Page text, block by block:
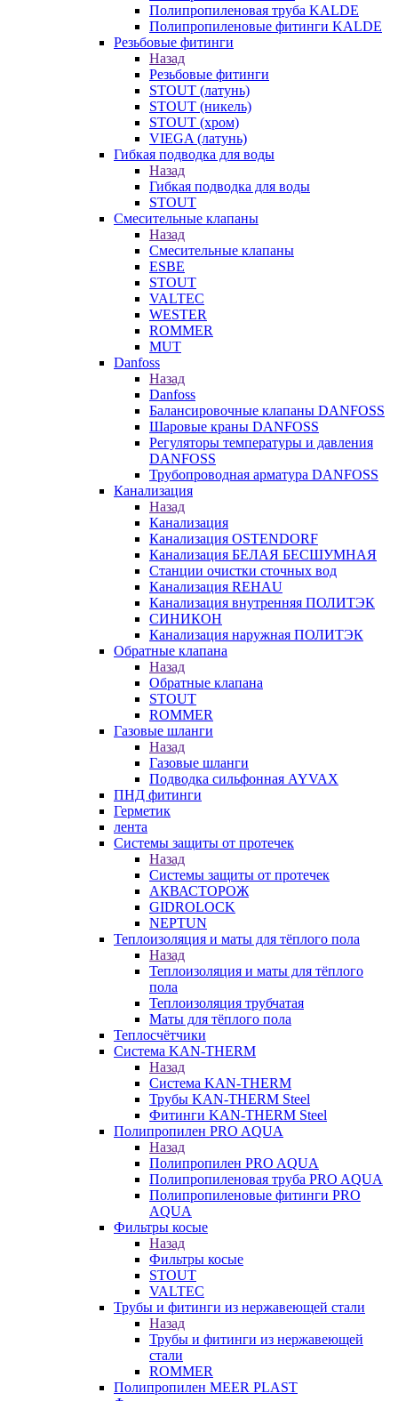
Полипропиленовая труба KALDE
Полипропиленовые фитинги KALDE
Резьбовые фитинги
Назад
Резьбовые фитинги
STOUT (латунь)
STOUT (никель)
STOUT (хром)
VIEGA (латунь)
Гибкая подводка для воды
Назад
Гибкая подводка для воды
STOUT
Смесительные клапаны
Назад
Смесительные клапаны
ESBE
STOUT
VALTEC
WESTER
ROMMER
MUT
Danfoss
Назад
Danfoss
Балансировочные клапаны DANFOSS
Шаровые краны DANFOSS
Регуляторы температуры и давления
DANFOSS
Трубопроводная арматура DANFOSS
Канализация
Назад
Канализация
Канализация OSTENDORF
Канализация БЕЛАЯ БЕСШУМНАЯ
Станции очистки сточных вод
Канализация REHAU
Канализация внутренняя ПОЛИТЭК
СИНИКОН
Канализация наружная ПОЛИТЭК
Обратные клапана
Назад
Обратные клапана
STOUT
ROMMER
Газовые шланги
Назад
Газовые шланги
Подводка сильфонная AYVAX
ПНД фитинги
Герметик
лента
Системы защиты от протечек
Назад
Системы защиты от протечек
АКВАСТОРОЖ
GIDROLOCK
NEPTUN
Теплоизоляция и маты для тёплого пола
Назад
Теплоизоляция и маты для тёплого
пола
Теплоизоляция трубчатая
Маты для тёплого пола
Теплосчётчики
Система KAN-THERM
Назад
Система KAN-THERM
Трубы KAN-THERM Steel
Фитинги KAN-THERM Steel
Полипропилен PRO AQUA
Назад
Полипропилен PRO AQUA
Полипропиленовая труба PRO AQUA
Полипропиленовые фитинги PRO
AQUA
Фильтры косые
Назад
Фильтры косые
STOUT
VALTEC
Трубы и фитинги из нержавеющей стали
Назад
Трубы и фитинги из нержавеющей
стали
ROMMER
Полипропилен MEER PLAST